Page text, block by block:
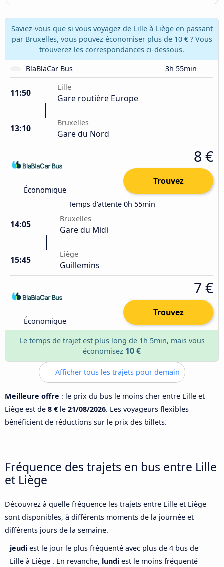
Saviez-vous que si vous voyagez de Lille à Liège en passant
par Bruxelles, vous pouvez économiser plus de 10 € ? Vous
trouverez les correspondances ci-dessous.
BlaBlaCar Bus
3h 55min
11:50
Lille
Gare routière Europe
13:10
Bruxelles
Gare du Nord
Économique
8 €
Trouvez
Temps d'attente 0h 55min
14:05
Bruxelles
Gare du Midi
15:45
Liège
Guillemins
Économique
7 €
Trouvez
Le temps de trajet est plus long de 1h 5min, mais vous
économisez 10 €
Afficher tous les trajets pour demain
Meilleure offre : le prix du bus le moins cher entre Lille et
Liège est de 8 € le 21/08/2026. Les voyageurs flexibles
bénéficient de réductions sur le prix des billets.
Fréquence des trajets en bus entre Lille
et Liège
Découvrez à quelle fréquence les trajets entre Lille et Liège
sont disponibles, à différents moments de la journée et
différents jours de la semaine.
jeudi est le jour le plus fréquenté avec plus de 4 bus de
Lille à Liège . En revanche, lundi est le moins fréquenté